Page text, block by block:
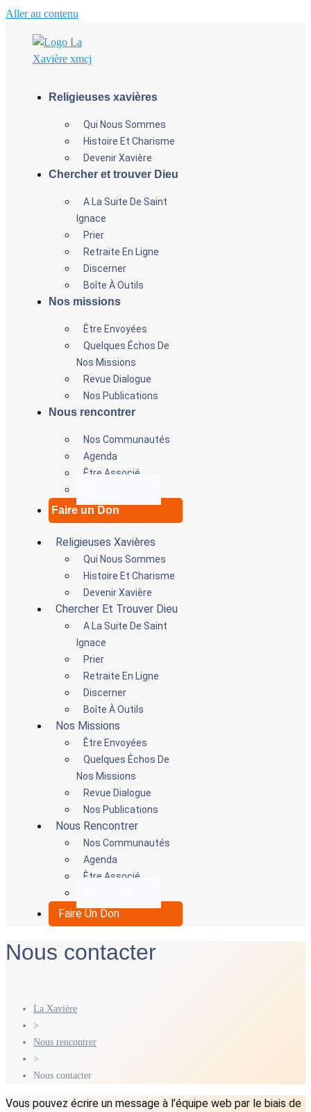
Aller au contenu
Religieuses xavières
Qui Nous Sommes
Histoire Et Charisme
Devenir Xavière
Chercher et trouver Dieu
A La Suite De Saint
Ignace
Prier
Retraite En Ligne
Discerner
Boîte À Outils
Nos missions
Être Envoyées
Quelques Échos De
Nos Missions
Revue Dialogue
Nos Publications
Nous rencontrer
Nos Communautés
Agenda
Être Associé
Faire un Don
Religieuses Xavières
Qui Nous Sommes
Histoire Et Charisme
Devenir Xavière
Chercher Et Trouver Dieu
A La Suite De Saint
Ignace
Prier
Retraite En Ligne
Discerner
Boîte À Outils
Nos Missions
Être Envoyées
Quelques Échos De
Nos Missions
Revue Dialogue
Nos Publications
Nous Rencontrer
Nos Communautés
Agenda
Être Associé
Faire Un Don
Nous contacter
La Xavière
>
Nous rencontrer
>
Nous contacter
Vous pouvez écrire un message à l’équipe web par le biais de